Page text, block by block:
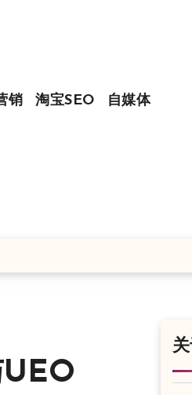
销 淘宝SEO
自媒体